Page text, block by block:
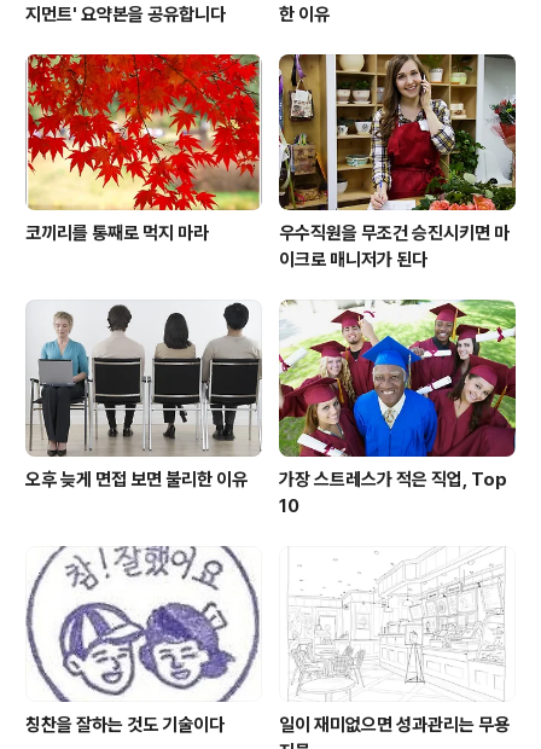
지먼트' 요약본을 공유합니다
한 이유
코끼리를 통째로 먹지 마라
우수직원을 무조건 승진시키면 마
이크로 매니저가 된다
오후 늦게 면접 보면 불리한 이유
가장 스트레스가 적은 직업, Top
10
칭찬을 잘하는 것도 기술이다
일이 재미없으면 성과관리는 무용